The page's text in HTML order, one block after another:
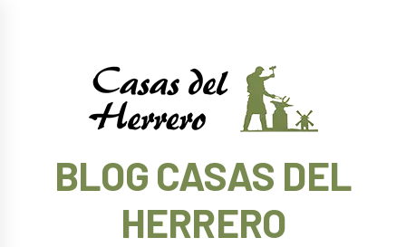
BLOG CASAS DEL
HERRERO